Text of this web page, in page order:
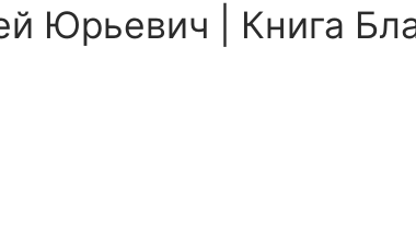
Юрьевич | Книга